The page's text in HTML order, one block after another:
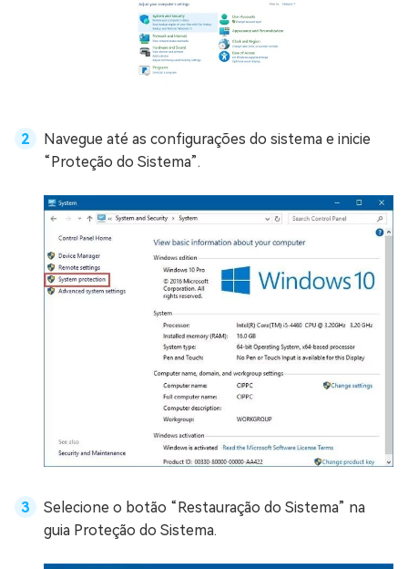
Navegue até as configurações do sistema e inicie
“Proteção do Sistema”.
Selecione o botão “Restauração do Sistema” na
guia Proteção do Sistema.